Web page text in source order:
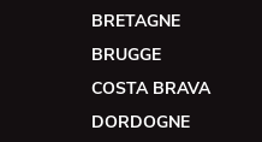
BRETAGNE
BRUGGE
COSTA BRAVA
DORDOGNE